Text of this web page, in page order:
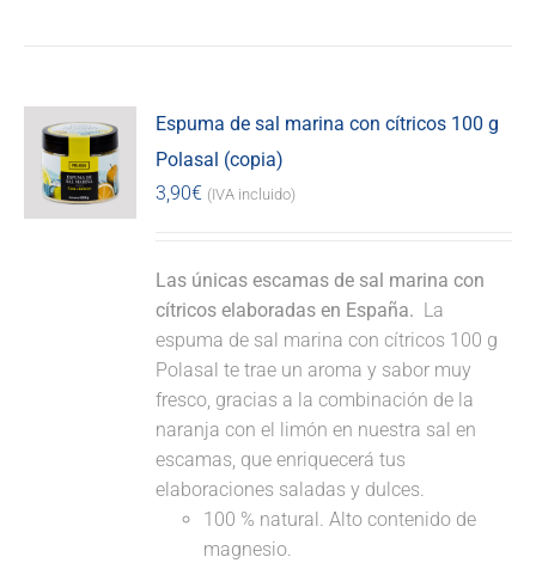
Espuma de sal marina con cítricos 100 g
Polasal (copia)
3,90€ (IVA incluido)
Las únicas escamas de sal marina con
cítricos elaboradas en España. La
espuma de sal marina con cítricos 100 g
Polasal te trae un aroma y sabor muy
fresco, gracias a la combinación de la
naranja con el limón en nuestra sal en
escamas, que enriquecerá tus
elaboraciones saladas y dulces.
100 % natural. Alto contenido de
magnesio.